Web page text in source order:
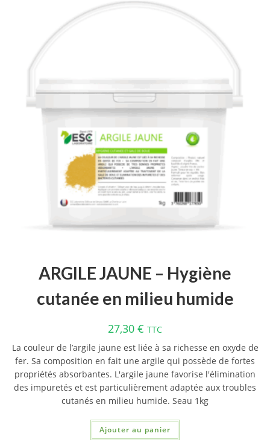
ARGILE JAUNE – Hygiène
cutanée en milieu humide
27,30 € TTC
La couleur de l’argile jaune est liée à sa richesse en oxyde de
fer. Sa composition en fait une argile qui possède de fortes
propriétés absorbantes. L'argile jaune favorise l'élimination
des impuretés et est particulièrement adaptée aux troubles
cutanés en milieu humide. Seau 1kg
Ajouter au panier